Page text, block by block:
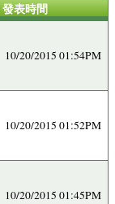
發表時間
10/20/2015 01:54PM
10/20/2015 01:52PM
10/20/2015 01:45PM